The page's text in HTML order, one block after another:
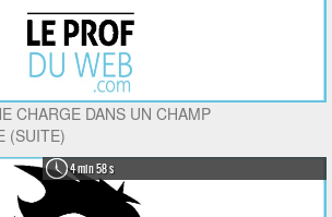
CHARGE DANS UN CHAMP
(SUITE)
4 min 58 s